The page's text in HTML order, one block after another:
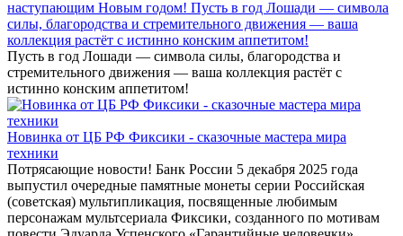
наступающим Новым годом! Пусть в год Лошади — символа
силы, благородства и стремительного движения — ваша
коллекция растёт с истинно конским аппетитом!
Пусть в год Лошади — символа силы, благородства и
стремительного движения — ваша коллекция растёт с
истинно конским аппетитом!
Новинка от ЦБ РФ Фиксики - сказочные мастера мира
техники
Потрясающие новости! Банк России 5 декабря 2025 года
выпустил очередные памятные монеты серии Российская
(советская) мультипликация, посвященные любимым
персонажам мультсериала Фиксики, созданного по мотивам